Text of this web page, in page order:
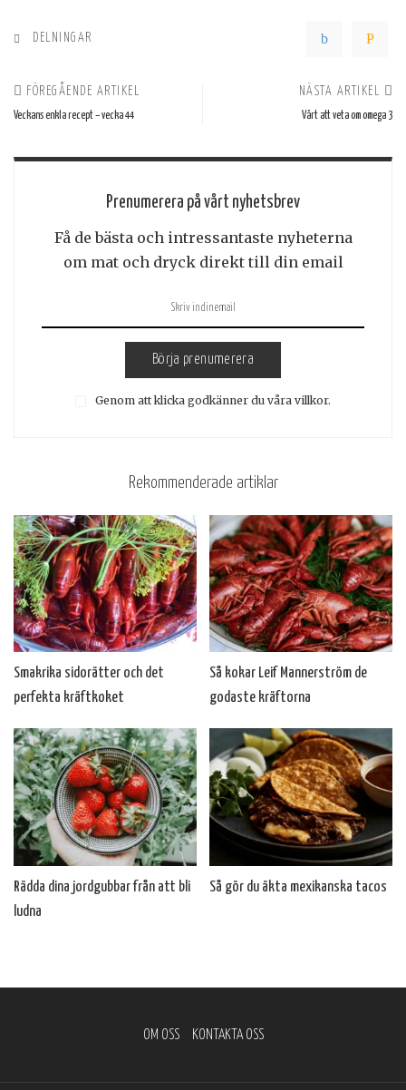
DELNINGAR
FÖREGÅENDE ARTIKEL
Veckans enkla recept – vecka 44
NÄSTA ARTIKEL
Värt att veta om omega 3
Prenumerera på vårt nyhetsbrev
Få de bästa och intressantaste nyheterna
om mat och dryck direkt till din email
Börja prenumerera
Genom att klicka godkänner du våra villkor.
Rekommenderade artiklar
Smakrika sidorätter och det
perfekta kräftkoket
Så kokar Leif Mannerström de
godaste kräftorna
Rädda dina jordgubbar från att bli
ludna
Så gör du äkta mexikanska tacos
OM OSS KONTAKTA OSS